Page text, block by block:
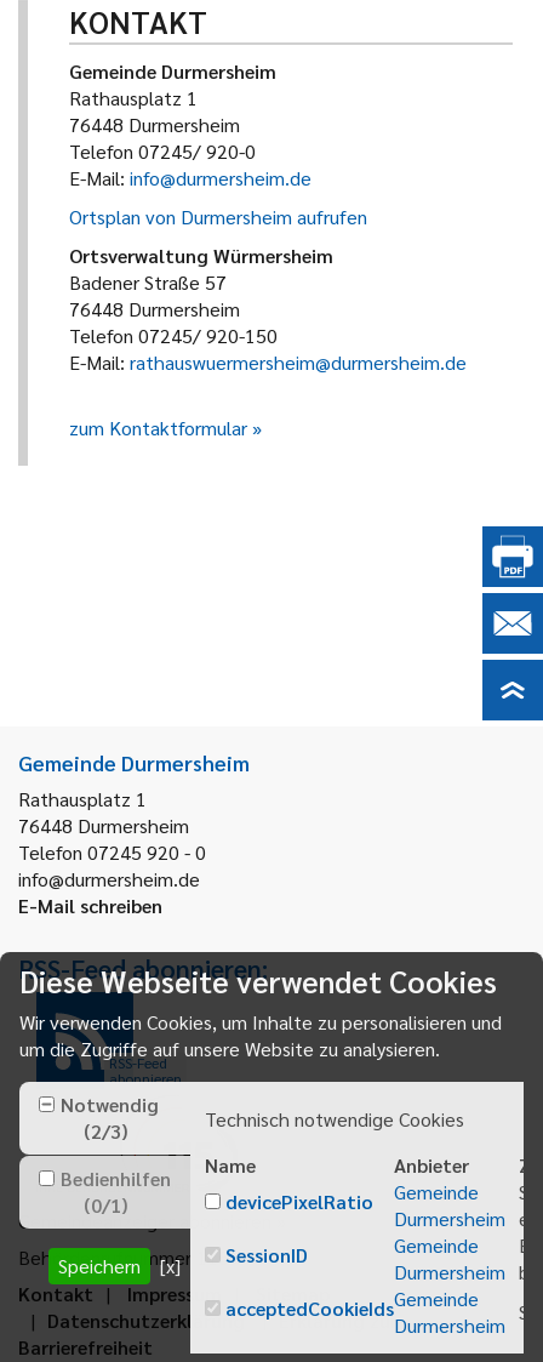
KONTAKT
Gemeinde Durmersheim
Rathausplatz 1
76448 Durmersheim
Telefon 07245/ 920-0
E-Mail: info@durmersheim.de
Ortsplan von Durmersheim aufrufen
Ortsverwaltung Würmersheim
Badener Straße 57
76448 Durmersheim
Telefon 07245/ 920-150
E-Mail: rathauswuermersheim@durmersheim.de
zum Kontaktformular
Gemeinde Durmersheim
Rathausplatz 1
76448 Durmersheim
Telefon 07245 920 - 0
info@durmersheim.de
E-Mail schreiben
RSS-Feed abonnieren:
RSS-Feed
abonnieren
Gemeindeanzeiger abonnieren
Behördenrufnummer 115
Kontakt
Impressum
Datenschutzerklärung
Erklärung zur
Barrierefreiheit
Diese Webseite verwendet Cookies
Wir verwenden Cookies, um Inhalte zu personalisieren und
um die Zugriffe auf unsere Website zu analysieren.
Notwendig
(2/3)
Bedienhilfen
(0/1)
Speichern [x]
Technisch notwendige Cookies
Name
Anbieter
devicePixelRatio
Gemeinde
Durmersheim
SessionID
Gemeinde
Durmersheim
acceptedCookieIdsGemeinde
Durmersheim